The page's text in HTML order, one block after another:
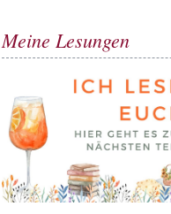
Meine Lesungen